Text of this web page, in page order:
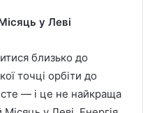
у Леві
близько до
точці орбіти до
— і це не найкраща